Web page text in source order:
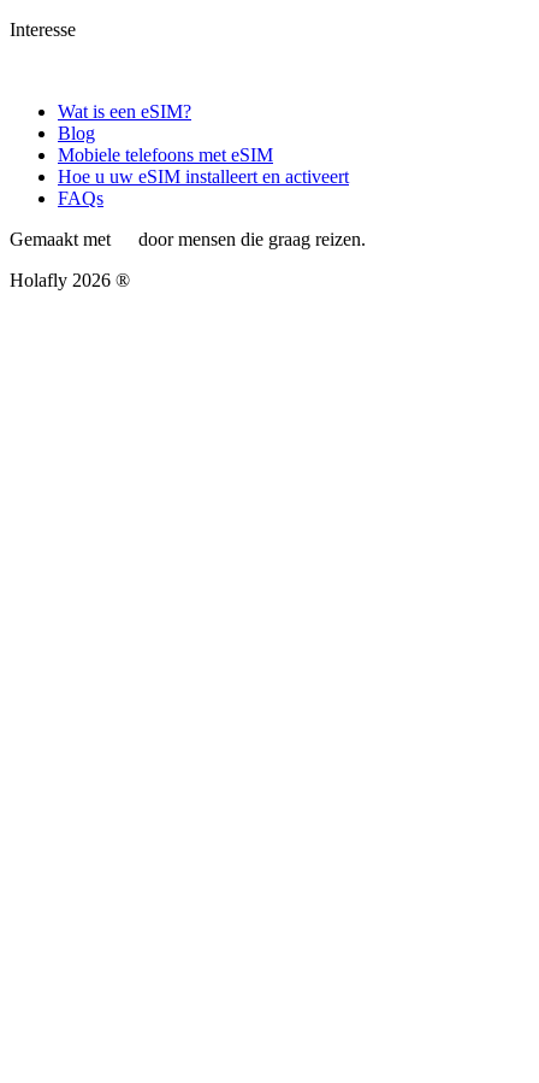
Interesse
Wat is een eSIM?
Blog
Mobiele telefoons met eSIM
Hoe u uw eSIM installeert en activeert
FAQs
Gemaakt met
door mensen die graag reizen.
Holafly 2026 ®